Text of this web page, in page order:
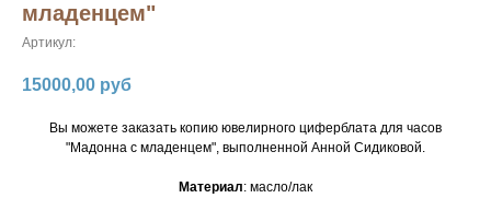
младенцем"
Артикул:
15000,00 руб
Вы можете заказать копию ювелирного циферблата для часов
"Мадонна с младенцем", выполненной Анной Сидиковой.
Материал: масло/лак